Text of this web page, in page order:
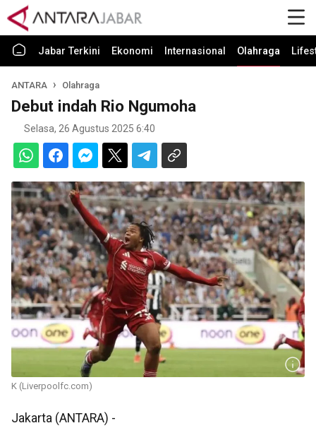
Jabar Terkini Ekonomi Internasional Olahraga
ANTARA Olahraga
Debut indah Rio Ngumoha
Selasa, 26 Agustus 2025 6:40
K (Liverpoolfc.com)
Jakarta (ANTARA) -